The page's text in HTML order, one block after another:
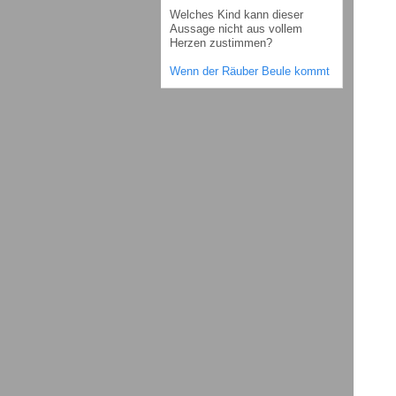
Welches Kind kann dieser
Aussage nicht aus vollem
Herzen zustimmen?
Wenn der Räuber Beule kommt